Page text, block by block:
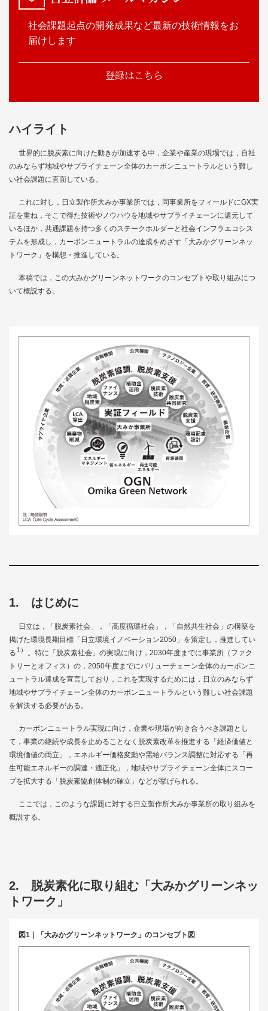
社会課題起点の開発成果など最新の技術情報をお
届けします
登録はこちら
ハイライト
世界的に脱炭素に向けた動きが加速する中，企業や産業の現場では，自社
のみならず地域やサプライチェーン全体のカーボンニュートラルという難し
い社会課題に直面している。
これに対し，日立製作所大みか事業所では，同事業所をフィールドにGX実
証を重ね，そこで得た技術やノウハウを地域やサプライチェーンに還元して
いるほか，共通課題を持つ多くのステークホルダーと社会インフラエコシス
テムを形成し，カーボンニュートラルの達成をめざす「大みかグリーンネッ
トワーク」を構想・推進している。
本稿では，この大みかグリーンネットワークのコンセプトや取り組みにつ
いて概説する。
1. はじめに
日立は，「脱炭素社会」，「高度循環社会」，「自然共生社会」の構築を
掲げた環境長期目標「日立環境イノベーション2050」を策定し，推進してい
る 1）
。特に「脱炭素社会」の実現に向け，2030年度までに事業所（ファク
トリーとオフィス）の，2050年度までにバリューチェーン全体のカーボンニ
ュートラル達成を宣言しており，これを実現するためには，日立のみならず
地域やサプライチェーン全体のカーボンニュートラルという難しい社会課題
を解決する必要がある。
カーボンニュートラル実現に向け，企業や現場が向き合うべき課題とし
て，事業の継続や成長を止めることなく脱炭素改革を推進する「経済価値と
環境価値の両立」，エネルギー価格変動や需給バランス調整に対応する「再
生可能エネルギーの調達・適正化」，地域やサプライチェーン全体にスコー
プを拡大する「脱炭素協創体制の確立」などが挙げられる。
ここでは，このような課題に対する日立製作所大みか事業所の取り組みを
概説する。
2. 脱炭素化に取り組む「大みかグリーンネッ
トワーク」
図1｜「大みかグリーンネットワーク」のコンセプト図